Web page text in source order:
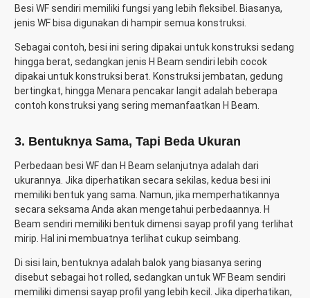
Besi WF sendiri memiliki fungsi yang lebih fleksibel. Biasanya,
jenis WF bisa digunakan di hampir semua konstruksi.
Sebagai contoh, besi ini sering dipakai untuk konstruksi sedang
hingga berat, sedangkan jenis H Beam sendiri lebih cocok
dipakai untuk konstruksi berat. Konstruksi jembatan, gedung
bertingkat, hingga Menara pencakar langit adalah beberapa
contoh konstruksi yang sering memanfaatkan H Beam.
3. Bentuknya Sama, Tapi Beda Ukuran
Perbedaan besi WF dan H Beam selanjutnya adalah dari
ukurannya. Jika diperhatikan secara sekilas, kedua besi ini
memiliki bentuk yang sama. Namun, jika memperhatikannya
secara seksama Anda akan mengetahui perbedaannya. H
Beam sendiri memiliki bentuk dimensi sayap profil yang terlihat
mirip. Hal ini membuatnya terlihat cukup seimbang.
Di sisi lain, bentuknya adalah balok yang biasanya sering
disebut sebagai hot rolled, sedangkan untuk WF Beam sendiri
memiliki dimensi sayap profil yang lebih kecil. Jika diperhatikan,